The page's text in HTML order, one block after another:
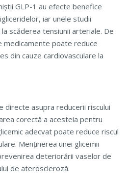
GLP-1 au efecte benefice
iar unele studii
scăderea tensiunii arteriale. De
medicamente poate reduce
din cauze cardiovasculare la
directe asupra reducerii riscului
corectă a acesteia pentru
adecvat poate reduce riscul
Menținerea unei glicemii
deteriorării vaselor de
de ateroscleroză.